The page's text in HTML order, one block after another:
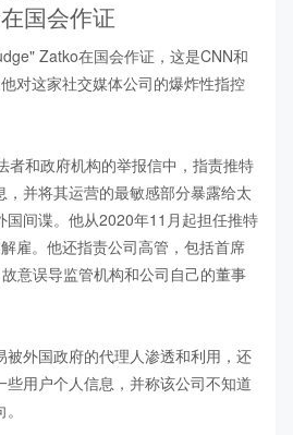
国会作证
Zatko在国会作证，这是CNN和
对这家社交媒体公司的爆炸性指控
者和政府机构的举报信中，指责推特
并将其运营的最敏感部分暴露给太
国间谍。他从2020年11月起担任推特
雇。他还指责公司高管，包括首席
意误导监管机构和公司自己的董事
被外国政府的代理人渗透和利用，还
用户个人信息，并称该公司不知道